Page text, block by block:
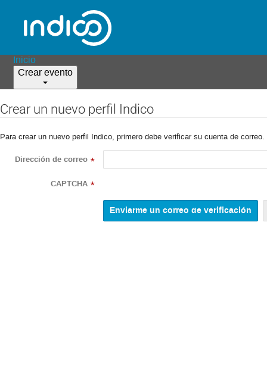
Inicio
Crear evento
Crear un nuevo perfil Indico
Para crear un nuevo perfil Indico, primero debe verificar su cuenta de correo.
Dirección de correo *
CAPTCHA *